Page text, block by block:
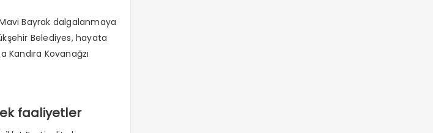
Mavi Bayrak dalgalanmaya
Belediyes, hayata
Kandıra Kovanağzı
faaliyetler